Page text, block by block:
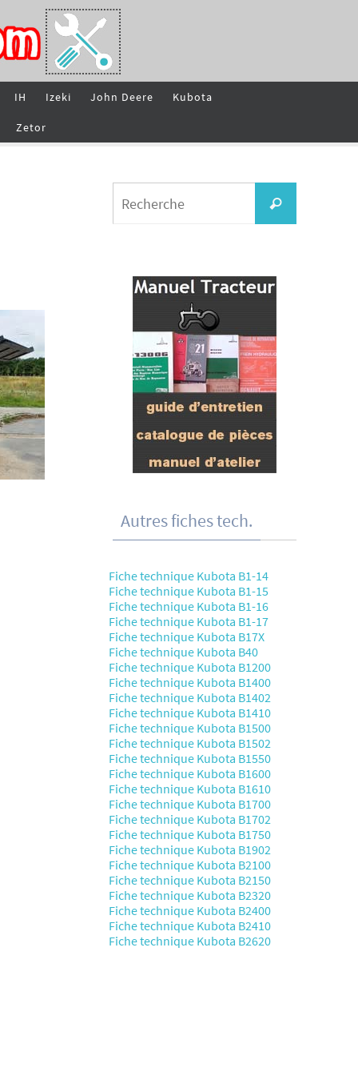
IH Izeki John Deere Kubota
Zetor
Recherche
Autres fiches tech.
Fiche technique Kubota B1-14
Fiche technique Kubota B1-15
Fiche technique Kubota B1-16
Fiche technique Kubota B1-17
Fiche technique Kubota B17X
Fiche technique Kubota B40
Fiche technique Kubota B1200
Fiche technique Kubota B1400
Fiche technique Kubota B1402
Fiche technique Kubota B1410
Fiche technique Kubota B1500
Fiche technique Kubota B1502
Fiche technique Kubota B1550
Fiche technique Kubota B1600
Fiche technique Kubota B1610
Fiche technique Kubota B1700
Fiche technique Kubota B1702
Fiche technique Kubota B1750
Fiche technique Kubota B1902
Fiche technique Kubota B2100
Fiche technique Kubota B2150
Fiche technique Kubota B2320
Fiche technique Kubota B2400
Fiche technique Kubota B2410
Fiche technique Kubota B2620